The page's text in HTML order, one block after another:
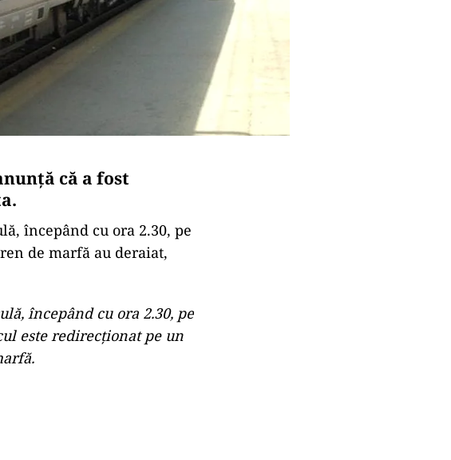
că a fost
începând cu ora 2.30, pe
de marfă au deraiat,
începând cu ora 2.30, pe
este redirecționat pe un